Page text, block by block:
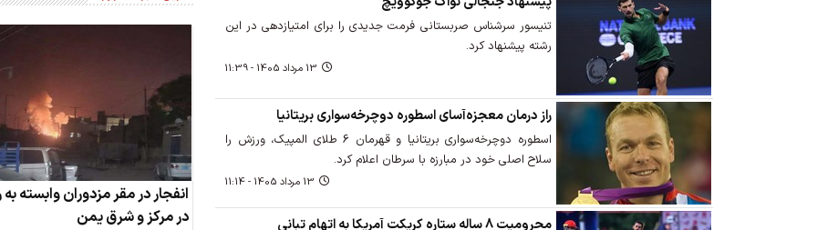
تنیسور سرشناس صربستانی فرمت جدیدی را برای امتیازدهی در این
رشته پیشنهاد کرد.
13 مرداد 1405 - 11:39
راز درمان معجزه‌آسای اسطوره دوچرخه‌سواری بریتانیا
اسطوره دوچرخه‌سواری بریتانیا و قهرمان 6 طلای المپیک، ورزش را
سلاح اصلی خود در مبارزه با سرطان اعلام کرد.
13 مرداد 1405 - 11:14
محرومیت 8 ساله ستاره کریکت آمریکا به اتهام تبانی
انفجار در مقر مزدوران وابسته
در مرکز و شرق یمن